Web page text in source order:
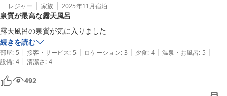
またお会いできるのを楽しみにしております。
平山温泉 奥山鹿温泉旅館
2026-01-24
レジャー 家族 2025年11月宿泊
泉質が最高な露天風呂
露天風呂の泉質が気に入りました
続きを読む
部屋: 5 | 接客・サービス: 5 | ロケーション: 3 | 夕食: 4 | 温泉・お風呂: 5 |
設備: 4 | 清潔さ: 4
492